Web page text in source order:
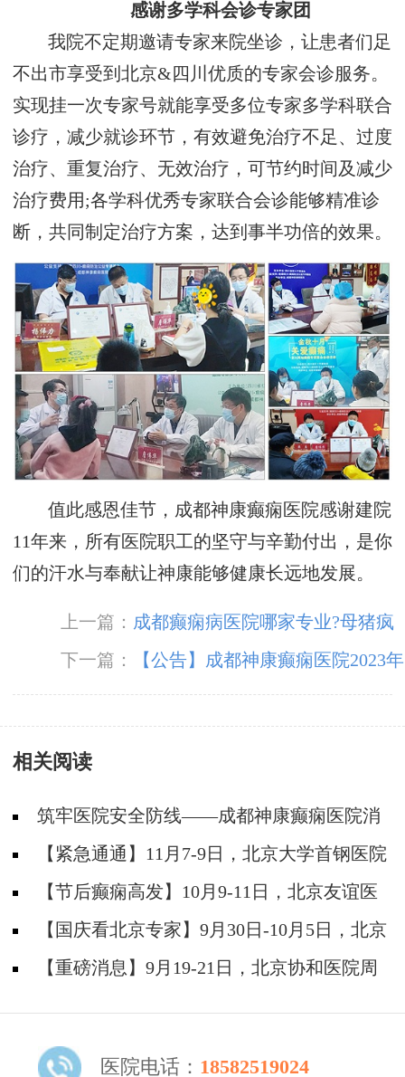
感谢多学科会诊专家团
我院不定期邀请专家来院坐诊，让患者们足
不出市享受到北京&四川优质的专家会诊服务。
实现挂一次专家号就能享受多位专家多学科联合
诊疗，减少就诊环节，有效避免治疗不足、过度
治疗、重复治疗、无效治疗，可节约时间及减少
治疗费用;各学科优秀专家联合会诊能够精准诊
断，共同制定治疗方案，达到事半功倍的效果。
值此感恩佳节，成都神康癫痫医院感谢建院
11年来，所有医院职工的坚守与辛勤付出，是你
们的汗水与奉献让神康能够健康长远地发展。
上一篇： 成都癫痫病医院哪家专业?母猪疯
患者出现这几种情况要及时复诊!
下一篇：
【公告】成都神康癫痫医院2023年
元旦假期正常接诊
相关阅读
筑牢医院安全防线——成都神康癫痫医院消
防安全培训纪实
【紧急通通】11月7-9日，北京大学首钢医院
神经内科胡颖教授亲临成都会诊，破解癫痫疑难
【节后癫痫高发】10月9-11日，北京友谊医
院陈葵博士免费会诊+治疗援助，破解癫痫难
题！
【国庆看北京专家】9月30日-10月5日，北京
天坛&首钢医院两大专家蓉城亲诊+癫痫大额救
【重磅消息】9月19-21日，北京协和医院周
线！
医院电话： 18582519024